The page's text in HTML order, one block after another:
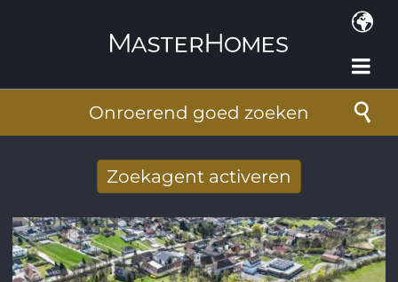
Onroerend goed zoeken
Zoekagent activeren
ontvangen
E-mailadres*